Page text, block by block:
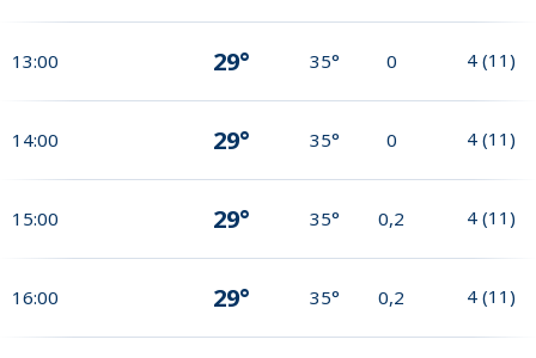
13:00 29° 35° 0 4 (11)
14:00 29° 35° 0 4 (11)
15:00 29° 35° 0,2 4 (11)
16:00 29° 35° 0,2 4 (11)